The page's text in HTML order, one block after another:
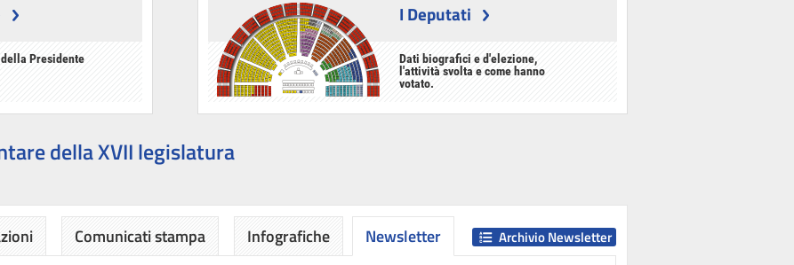
Presidente
I Deputati
Dati biografici e d'elezione,
l'attività svolta e come hanno
votato.
della XVII legislatura
Comunicati stampa Infografiche Newsletter
Newsletter Archivio Newsletter